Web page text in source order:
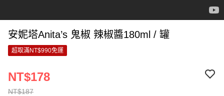
安妮塔Anita’s 鬼椒 辣椒醬180ml / 罐
超取滿NT$990免運
NT$187
NT$178